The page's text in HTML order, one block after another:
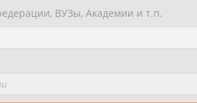
ВУЗы, Академии и т.п.